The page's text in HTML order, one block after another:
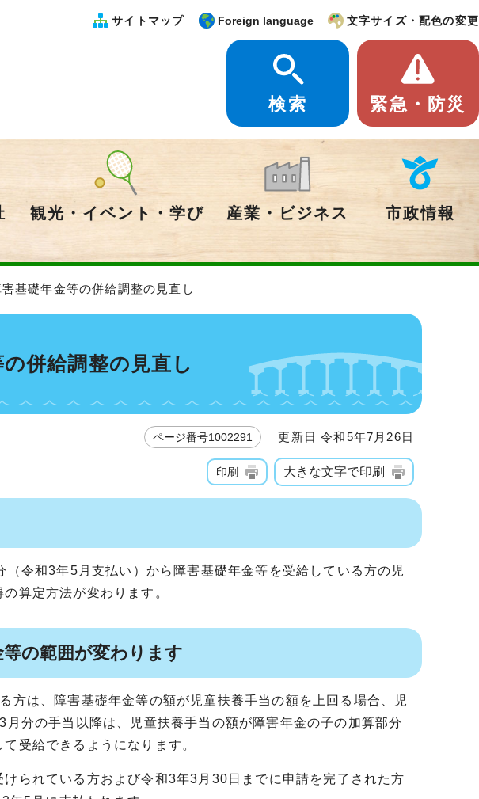
サイトマップ Foreign language 文字サイズ・配色の変更
検索 緊急・防災
観光・イベント・学び 産業・ビジネス 市政情報
基礎年金等の併給調整の見直し
併給調整の見直し
ページ番号1002291 更新日 令和5年7月26日
印刷 大きな文字で印刷
令和3年5月支払い）から障害基礎年金等を受給している方の児
算定方法が変わります。
の範囲が変わります
は、障害基礎年金等の額が児童扶養手当の額を上回る場合、児
分の手当以降は、児童扶養手当の額が障害年金の子の加算部分
受給できるようになります。
られている方および令和3年3月30日までに申請を完了された方